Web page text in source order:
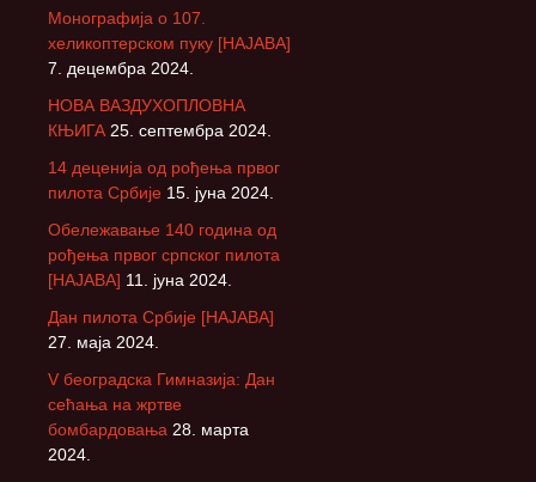
Монографија о 107.
хеликоптерском пуку [НАЈАВА]
7. децембра 2024.
НОВА ВАЗДУХОПЛОВНА
КЊИГА 25. септембра 2024.
14 деценија од рођења првог
пилота Србије 15. јуна 2024.
Обележавање 140 година од
рођења првог српског пилота
[НАЈАВА] 11. јуна 2024.
Дан пилота Србије [НАЈАВА]
27. маја 2024.
V београдска Гимназија: Дан
сећања на жртве
бомбардовања 28. марта
2024.